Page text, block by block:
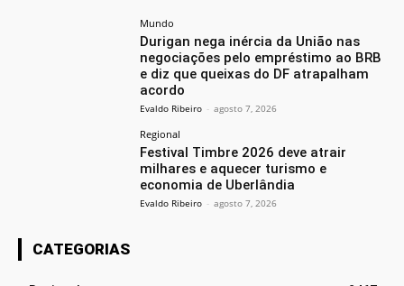
Mundo
Durigan nega inércia da União nas
negociações pelo empréstimo ao BRB
e diz que queixas do DF atrapalham
acordo
Evaldo Ribeiro - agosto 7, 2026
Regional
Festival Timbre 2026 deve atrair
milhares e aquecer turismo e
economia de Uberlândia
Evaldo Ribeiro - agosto 7, 2026
CATEGORIAS